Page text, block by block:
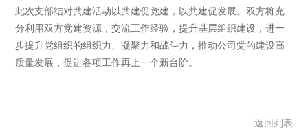
此次支部结对共建活动以共建促党建，以共建促发展。双方将充
分利用双方党建资源，交流工作经验，提升基层组织建设，进一
步提升党组织的组织力、凝聚力和战斗力，推动公司党的建设高
质量发展，促进各项工作再上一个新台阶。
返回列表